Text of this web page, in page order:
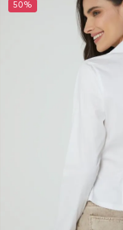
50%